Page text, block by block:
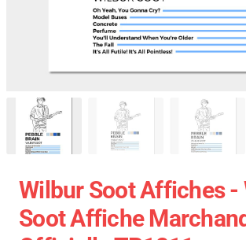
Wilbur Soot Affiches -
Soot Affiche